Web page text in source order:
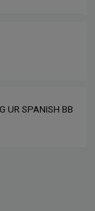
UR SPANISH BB